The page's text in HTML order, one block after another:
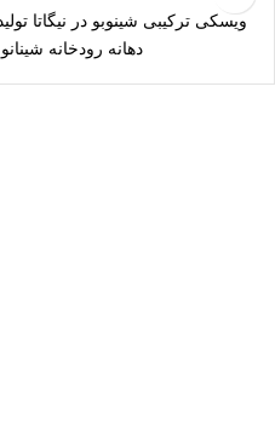
ویسکی ترکیبی شینوبو در نیگاتا
دهانه رودخانه